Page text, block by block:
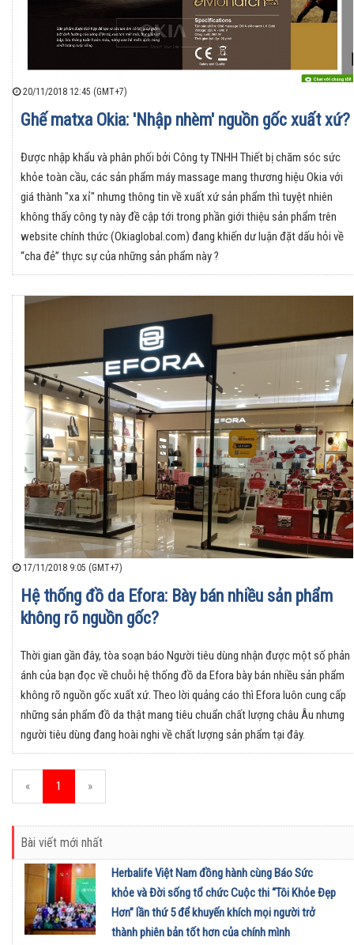
20/11/2018 12:45 (GMT+7)
Ghế matxa Okia: 'Nhập nhèm' nguồn gốc xuất xứ?
Được nhập khẩu và phân phối bởi Công ty TNHH Thiết bị chăm sóc sức
khỏe toàn cầu, các sản phẩm máy massage mang thương hiệu Okia với
giá thành "xa xỉ" nhưng thông tin về xuất xứ sản phẩm thì tuyệt nhiên
không thấy công ty này đề cập tới trong phần giới thiệu sản phẩm trên
website chính thức (Okiaglobal.com) đang khiến dư luận đặt dấu hỏi về
“cha đẻ” thực sự của những sản phẩm này ?
17/11/2018 9:05 (GMT+7)
Hệ thống đồ da Efora: Bày bán nhiều sản phẩm
không rõ nguồn gốc?
Thời gian gần đây, tòa soạn báo Người tiêu dùng nhận được một số phản
ánh của bạn đọc về chuỗi hệ thống đồ da Efora bày bán nhiều sản phẩm
không rõ nguồn gốc xuất xứ. Theo lời quảng cáo thì Efora luôn cung cấp
những sản phẩm đồ da thật mang tiêu chuẩn chất lượng châu Âu nhưng
người tiêu dùng đang hoài nghi về chất lượng sản phẩm tại đây.
« 1 »
Bài viết mới nhất
Herbalife Việt Nam đồng hành cùng Báo Sức
khỏe và Đời sống tổ chức Cuộc thi “Tôi Khỏe Đẹp
Hơn” lần thứ 5 để khuyến khích mọi người trở
thành phiên bản tốt hơn của chính mình